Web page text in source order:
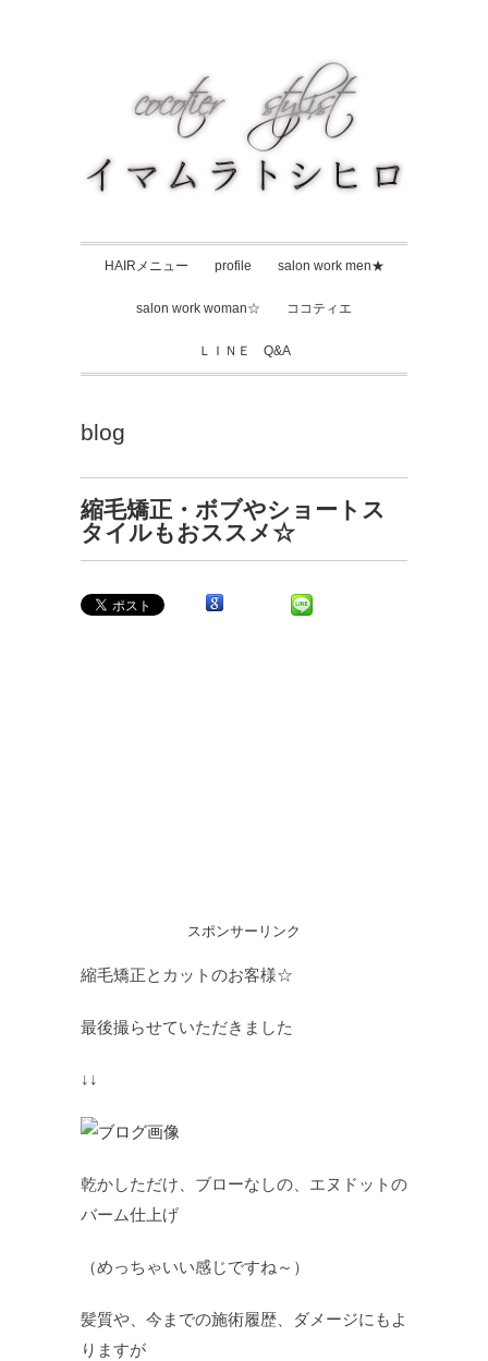
HAIRメニュー profile salon work men★
salon work woman☆ ココティエ
ＬＩＮＥ Q&A
blog
縮毛矯正・ボブやショートス
タイルもおススメ☆
スポンサーリンク
縮毛矯正とカットのお客様☆
最後撮らせていただきました
↓↓
乾かしただけ、ブローなしの、エヌドットの
バーム仕上げ
（めっちゃいい感じですね～）
髪質や、今までの施術履歴、ダメージにもよ
りますが